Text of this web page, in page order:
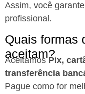
Assim, você
profissional.
Quais formas
aceitam?
AceitamosPix,
transferência
Pague como for